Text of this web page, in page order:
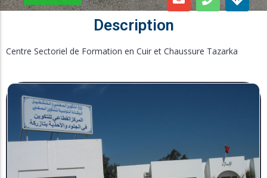
Description
Centre Sectoriel de Formation en Cuir et Chaussure Tazarka